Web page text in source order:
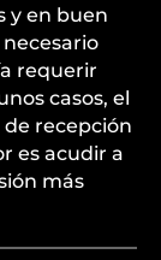
y en buen
requerir
casos, el
recepción
es acudir a
más